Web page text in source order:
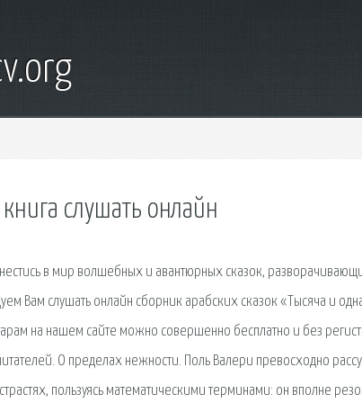
слушать онлайн
в мир волшебных и авантюрных сказок,
Вам слушать онлайн сборник арабских сказок «Тысяча и
на нашем сайте можно совершенно бесплатно и без
О пределах нежности. Поль Валери превосходно
пользуясь математическими терминами: он вполне